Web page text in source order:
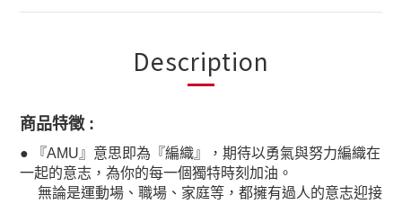
Description
商品特徵:
● 『AMU 』意思即為『編織』，期待以勇氣與努力編織在
一起的意志，為你的每一個獨特時刻加油。
無論是運動場、職場、家庭等，都擁有過人的意志迎接